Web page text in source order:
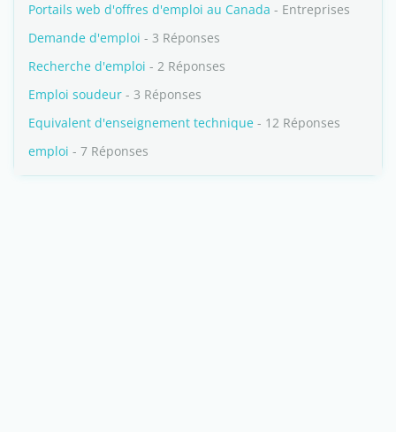
Portails web d'offres d'emploi au Canada - Entreprises
Demande d'emploi - 3 Réponses
Recherche d'emploi - 2 Réponses
Emploi soudeur - 3 Réponses
Equivalent d'enseignement technique - 12 Réponses
emploi - 7 Réponses